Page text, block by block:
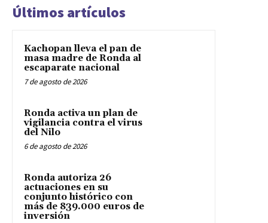
Últimos artículos
Kachopan lleva el pan de
masa madre de Ronda al
escaparate nacional
7 de agosto de 2026
Ronda activa un plan de
vigilancia contra el virus
del Nilo
6 de agosto de 2026
Ronda autoriza 26
actuaciones en su
conjunto histórico con
más de 839.000 euros de
inversión